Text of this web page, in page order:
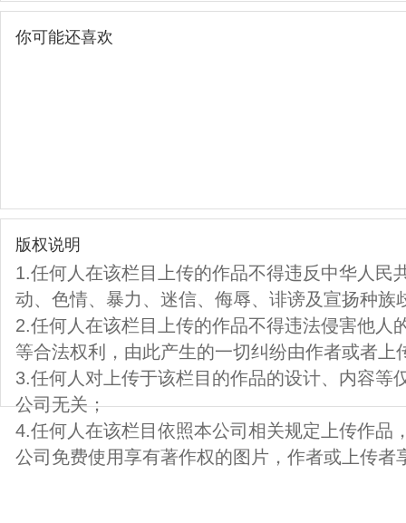
你可能还喜欢
版权说明
1.任何人在该栏目上传的作品不得违反中华人民
动、色情、暴力、迷信、侮辱、诽谤及宣扬种族
2.任何人在该栏目上传的作品不得违法侵害他人
等合法权利，由此产生的一切纠纷由作者或者上
3.任何人对上传于该栏目的作品的设计、内容等
公司无关；
4.任何人在该栏目依照本公司相关规定上传作品
公司免费使用享有著作权的图片，作者或上传者